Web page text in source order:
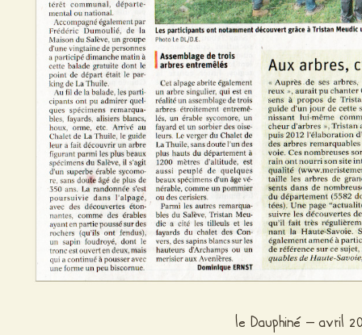
le Dauphiné – avril